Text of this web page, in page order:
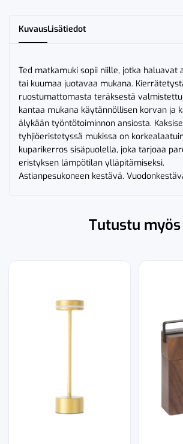
KuvausLisätiedot
Ted matkamuki sopii niille, jotka haluavat
tai kuumaa juotavaa mukana.
ruostumattomasta teräksestä
kantaa mukana käytännöllisen korvan ja
älykään työntötoiminnon ansiosta.
tyhjiöeristetyssä mukissa on
kuparikerros sisäpuolella, joka tarjoaa
eristyksen lämpötilan ylläpitämiseksi.
Astianpesukoneen kestävä.
Tutustu myös